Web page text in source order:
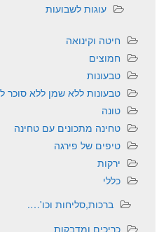
עוגות לשבועות
חיטה וקינואה
חמוצים
טבעונות
טבעונות ללא שמן ללא סוכר
טונה
טחינה מתכונים עם טחינה
טיפים של פירגה
ירקות
כללי
ברכות,סליחות וכו'….
כריכים ומדבקות